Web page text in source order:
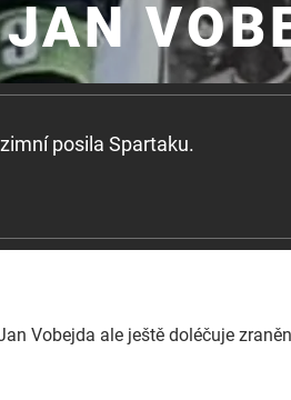
posila Spartaku.
Vobejda ale ještě doléčuje